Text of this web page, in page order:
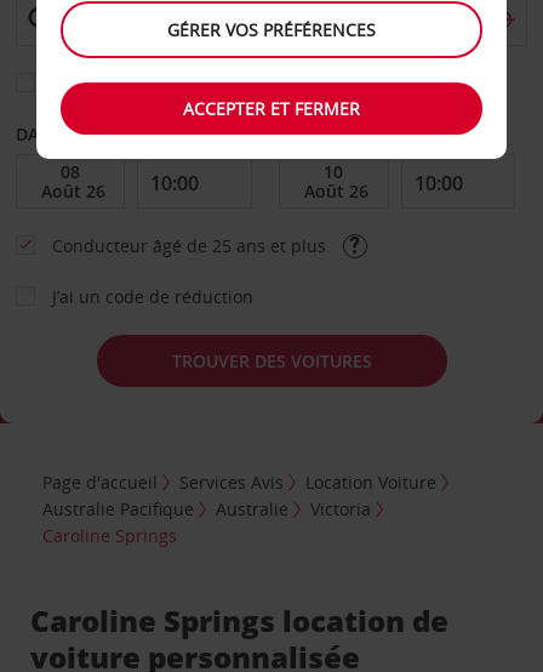
Sélectionnez une autre agence de retour
DATE DE DÉBUT DATE DE FIN
Conducteur âgé de 25 ans et plus
J’ai un code de réduction
TROUVER DES VOITURES
Page d'accueil Services Avis
Location Voiture
Australie Pacifique
Australie
Victoria
Caroline Springs
Caroline Springs location de
voiture personnalisée
GÉRER VOS PRÉFÉRENCES
ACCEPTER ET FERMER